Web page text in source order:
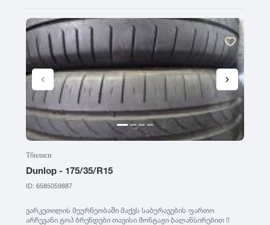
Тбилиси
Dunlop - 175/35/R15
ID: 6585059887
ვარკეთილის მეურნეობაში მაქვს საბურავების ფართო
არჩევანი ტოპ ბრენდები თავისი მონტაჟი ბალანსირებით !!